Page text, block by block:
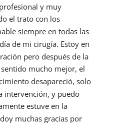
y muy
el trato con los
siempre en todas las
de mi cirugía. Estoy en
pero después de la
mucho mejor, el
desapareció, solo
intervención, y puedo
estuve en la
muchas gracias por